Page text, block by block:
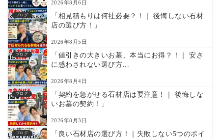
2026年8月6日
ブログ
「相見積もりは何社必要？！｜ 後悔しない石材
店の選び方！」
2026年8月5日
ブログ
「値引きの大きいお墓、本当にお得？！｜ 安さ
に惑わされない選び方...
2026年8月4日
ブログ
「契約を急がせる石材店は要注意！｜ 後悔しな
いお墓の契約！」
2026年8月3日
ブログ
「良い石材店の選び方！｜失敗しない5つのポイ